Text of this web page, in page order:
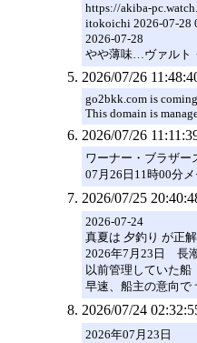
https://akiba-
itokoichi 2026-07-28
2026-07-28
やや薄味…ヴァルト
2026/07/26
go2bkk.com is
This domain is
2026/07/26
ワーナー・ブラザー
07月26日11時00分メ
2026/07/25
2026-07-24
真夏は 夕釣り が正解
2026年7月23日 長
以前管理していた
早速、船主の意向で
2026/07/24
2026年07月23日